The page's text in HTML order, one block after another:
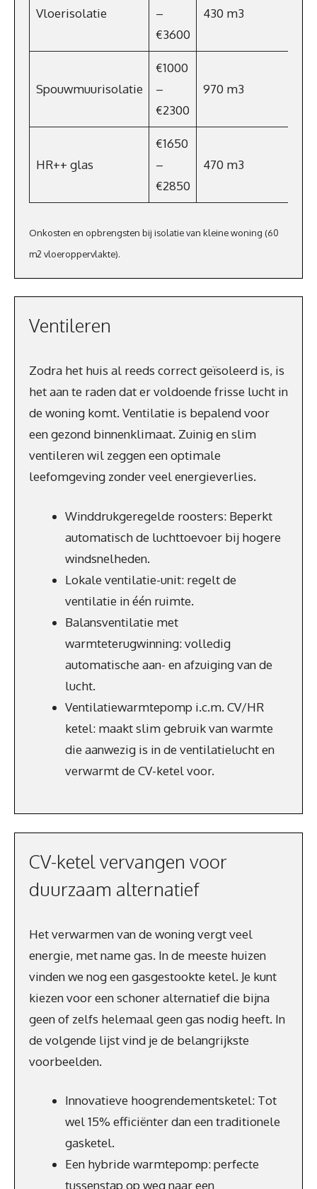
Vloerisolatie
–
€3600
430 m3
Spouwmuurisolatie
€1000
–
€2300
970 m3
HR++ glas
€1650
–
€2850
470 m3
Onkosten en opbrengsten bij isolatie van kleine woning (60
m2 vloeroppervlakte).
Ventileren
Zodra het huis al reeds correct geïsoleerd is, is
het aan te raden dat er voldoende frisse lucht in
de woning komt. Ventilatie is bepalend voor
een gezond binnenklimaat. Zuinig en slim
ventileren wil zeggen een optimale
leefomgeving zonder veel energieverlies.
Winddrukgeregelde roosters: Beperkt
automatisch de luchttoevoer bij hogere
windsnelheden.
Lokale ventilatie-unit: regelt de
ventilatie in één ruimte.
Balansventilatie met
warmteterugwinning: volledig
automatische aan- en afzuiging van de
lucht.
Ventilatiewarmtepomp i.c.m. CV/HR
ketel: maakt slim gebruik van warmte
die aanwezig is in de ventilatielucht en
verwarmt de CV-ketel voor.
CV-ketel vervangen voor
duurzaam alternatief
Het verwarmen van de woning vergt veel
energie, met name gas. In de meeste huizen
vinden we nog een gasgestookte ketel. Je kunt
kiezen voor een schoner alternatief die bijna
geen of zelfs helemaal geen gas nodig heeft. In
de volgende lijst vind je de belangrijkste
voorbeelden.
Innovatieve hoogrendementsketel: Tot
wel 15% efficiënter dan een traditionele
gasketel.
Een hybride warmtepomp: perfecte
tussenstap op weg naar een